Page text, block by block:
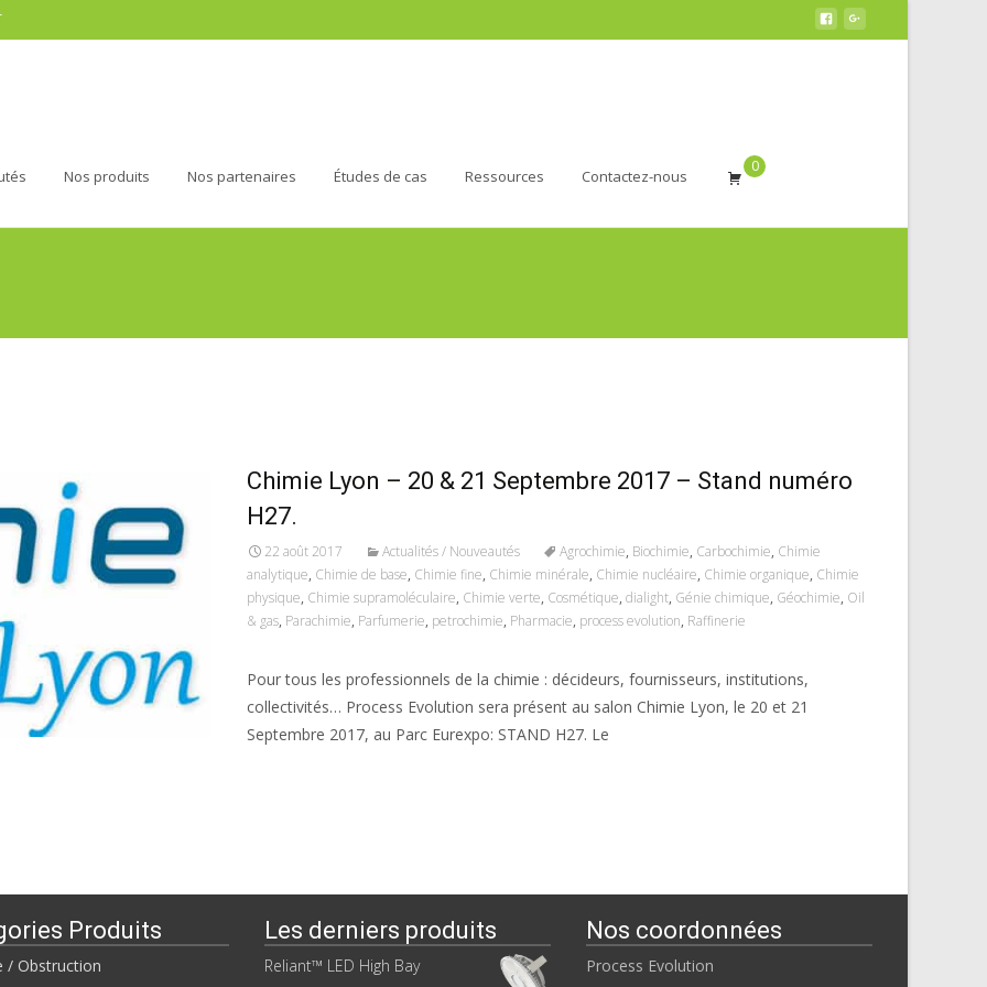
Nos produits Nos partenaires Études de cas Ressources Contactez-nous
0
Chimie Lyon – 20 & 21 Septembre 2017 – Stand numéro
H27.
22 août 2017 Actualités / Nouveautés Agrochimie, Biochimie, Carbochimie, Chimie
analytique, Chimie de base, Chimie fine, Chimie minérale, Chimie nucléaire, Chimie organique, Chimie
physique, Chimie supramoléculaire, Chimie verte, Cosmétique, dialight, Génie chimique, Géochimie, Oil
& gas, Parachimie, Parfumerie, petrochimie, Pharmacie, process evolution, Raffinerie
Pour tous les professionnels de la chimie : décideurs, fournisseurs, institutions,
collectivités… Process Evolution sera présent au salon Chimie Lyon, le 20 et 21
Septembre 2017, au Parc Eurexpo: STAND H27. Le
Produits
/ Obstruction
Les derniers produits
Reliant™ LED High Bay
Nos coordonnées
Process Evolution